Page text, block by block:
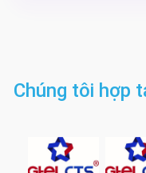
Chúng tôi hợp